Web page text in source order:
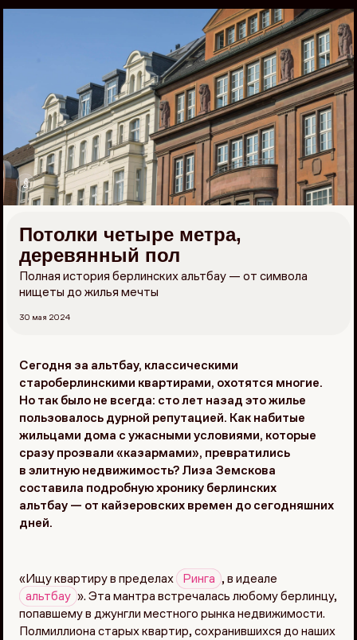
Потолки четыре метра,
деревянный пол
Полная история берлинских альтбау — от символа
нищеты до жилья мечты
30 мая 2024
Сегодня за альтбау, классическими
староберлинскими квартирами, охотятся многие.
Но так было не всегда: сто лет назад это жилье
пользовалось дурной репутацией. Как набитые
жильцами дома с ужасными условиями, которые
сразу прозвали «казармами», превратились
в элитную недвижимость? Лиза Земскова
составила подробную хронику берлинских
альтбау — от кайзеровских времен до сегодняшних
дней.
«Ищу квартиру в пределах Ринга
, в идеале
альтбау ». Эта мантра встречалась любому берлинцу,
попавшему в джунгли местного рынка недвижимости.
Полмиллиона старых квартир, сохранившихся до наших